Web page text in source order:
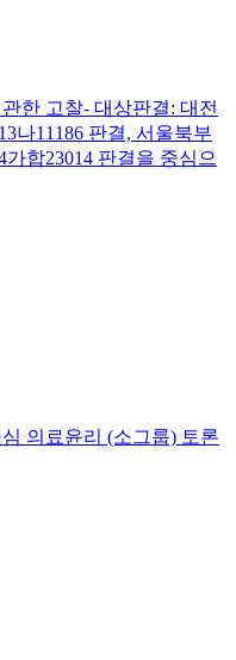
한 고찰- 대상판결: 대전
나11186 판결, 서울북부
가합23014 판결을 중심으
의료윤리 (소그룹) 토론